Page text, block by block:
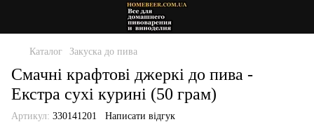
Каталог Закуска до пива
Смачні крафтові джеркі до пива -
Екстра сухі курині (50 грам)
Артикул: 330141201 Написати відгук